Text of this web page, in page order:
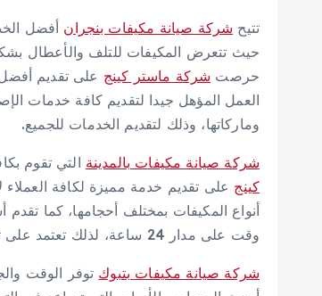
تتيح شركة صيانة مكيفات بنجران أفضل
حيث تتعرض المكيفات للتلف والأعطال
حرصت شركة ماستر كينج على تقديم
العمل المؤهل جيدا لتقديم كافة خدمات
وماركاتها، وذلك لتقديم الخدمات للجميع.
شركة صيانة مكيفات بالمدينة التي تقوم
كينج على تقديم خدمة مميزة لكافة
أنواع المكيفات بمختلف أحجامها، كما
وقت على مدار 24 ساعة، لذلك تعتمد على تقنيات حديثة لإنجاز الخدمة في وقت قياسي.
شركة صيانة مكيفات بتبوك توفر الوقت